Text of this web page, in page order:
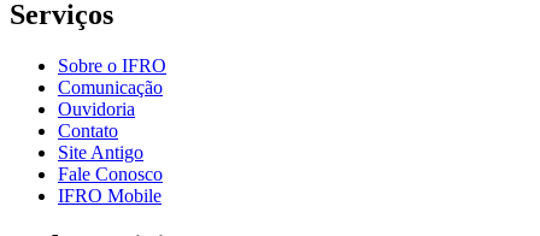
Serviços
Sobre o IFRO
Comunicação
Ouvidoria
Contato
Site Antigo
Fale Conosco
IFRO Mobile